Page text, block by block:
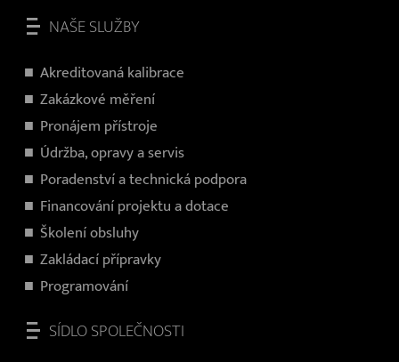
NAŠE SLUŽBY
Akreditovaná kalibrace
Zakázkové měření
Pronájem přístroje
Údržba, opravy a servis
Poradenství a technická podpora
Financování projektu a dotace
Školení obsluhy
Zakládací přípravky
Programování
SÍDLO SPOLEČNOSTI